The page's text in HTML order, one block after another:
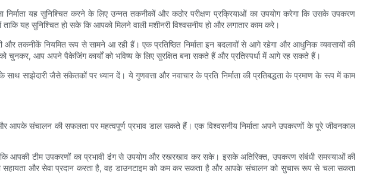
निर्माता यह सुनिश्चित करने के लिए उन्नत तकनीकों और कठोर परीक्षण प्रक्रियाओं का उपयोग करेगा कि उसके उपकरण
यह सुनिश्चित हो सके कि आपको मिलने वाली मशीनरी विश्वसनीय हो और लगातार काम करे।
और तकनीकें नियमित रूप से सामने आ रही हैं। एक प्रतिष्ठित निर्माता इन बदलावों से आगे रहेगा और आधुनिक व्यवसायों की
चुनकर, आप अपने पैकेजिंग कार्यों को भविष्य के लिए सुरक्षित बना सकते हैं और प्रतिस्पर्धा में आगे रह सकते हैं।
साझेदारी जैसे संकेतकों पर ध्यान दें। ये गुणवत्ता और नवाचार के प्रति निर्माता की प्रतिबद्धता के प्रमाण के रूप में काम
संचालन की सफलता पर महत्वपूर्ण प्रभाव डाल सकते हैं। एक विश्वसनीय निर्माता अपने उपकरणों के पूरे जीवनकाल
कि आपकी टीम उपकरणों का प्रभावी ढंग से उपयोग और रखरखाव कर सके। इसके अतिरिक्त, उपकरण संबंधी समस्याओं की
सहायता और सेवा प्रदान करता है, वह डाउनटाइम को कम कर सकता है और आपके संचालन को सुचारू रूप से चला सकता